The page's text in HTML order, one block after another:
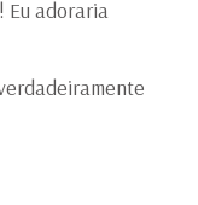
Eu adoraria